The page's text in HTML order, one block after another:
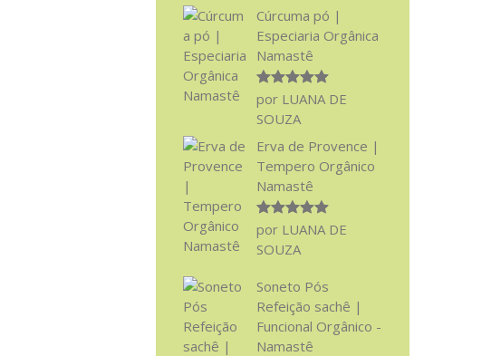
Cúrcuma pó |
Especiaria Orgânica
Namastê
Avaliação5
de 5
por LUANA DE
SOUZA
Erva de Provence |
Tempero Orgânico
Namastê
Avaliação5
de 5
por LUANA DE
SOUZA
Soneto Pós
Refeição sachê |
Funcional Orgânico -
Namastê